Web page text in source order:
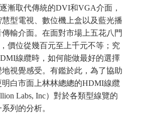
漸取代傳統的DVI和VGA介面，
型電視、數位機上盒以及藍光播
輸介面。在面對市場上五花八門
價位從幾百元至上千元不等；究
線纜時，如何能做最好的選擇
視覺感受。有鑑於此，為了協助
白市面上林林總總的HDMI線纜
Labs, Inc）對於各類型線覽的
列的分析。